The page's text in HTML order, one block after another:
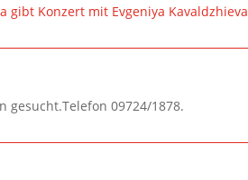
gibt Konzert mit Evgeniya Kavaldzhieva
gesucht.Telefon 09724/1878.